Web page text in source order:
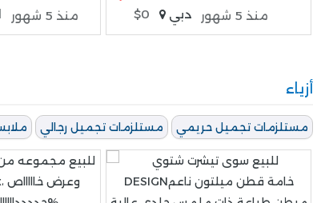
منذ 5 شهور $0 دبي منذ 5 شهور
أزياء
مستلزمات تجميل حريمي مستلزمات تجميل رجالي